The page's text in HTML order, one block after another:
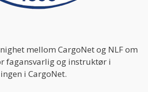
mellom CargoNet og NLF om
fagansvarlig og instruktør i
i CargoNet.